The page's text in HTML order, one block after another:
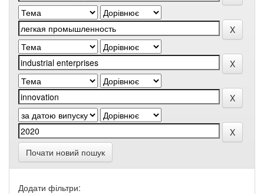
Почати новий пошук
Додати фільтри: